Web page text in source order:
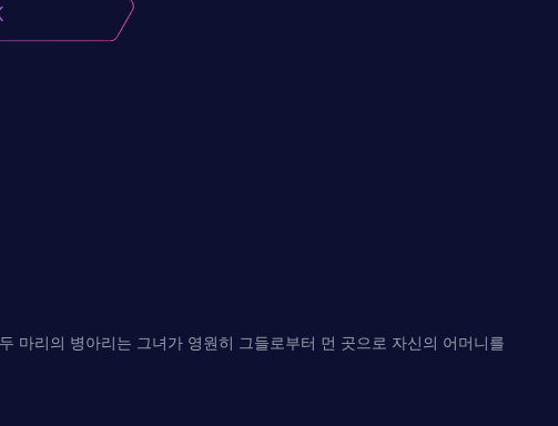
마리의 병아리는 그녀가 영원히 그들로부터 먼 곳으로 자신의 어머니를